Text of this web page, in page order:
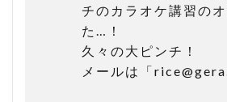
チのカラオケ講習の
た…！
久々の大ピンチ！
メールは「